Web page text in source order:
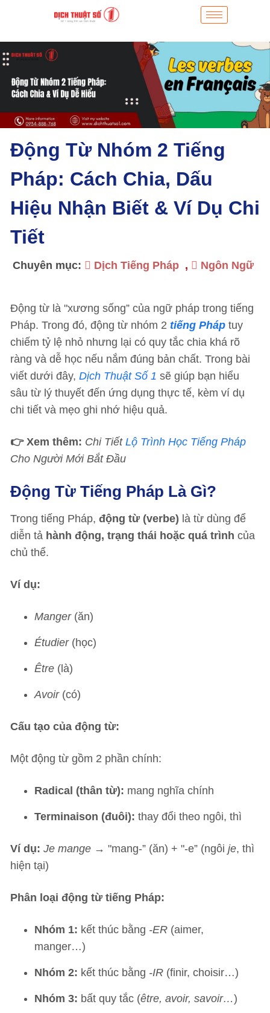
Động Từ Nhóm 2 Tiếng
Pháp: Cách Chia, Dấu
Hiệu Nhận Biết & Ví Dụ Chi
Tiết
Chuyên mục: Dịch Tiếng Pháp , Ngôn Ngữ
Động từ là "xương sống” của ngữ pháp trong tiếng
Pháp. Trong đó, động từ nhóm 2 tiếng Pháp tuy
chiếm tỷ lệ nhỏ nhưng lại có quy tắc chia khá rõ
ràng và dễ học nếu nắm đúng bản chất. Trong bài
viết dưới đây, Dịch Thuật Số 1 sẽ giúp bạn hiểu
sâu từ lý thuyết đến ứng dụng thực tế, kèm ví dụ
chi tiết và mẹo ghi nhớ hiệu quả.
👉 Xem thêm: Chi Tiết Lộ Trình Học Tiếng Pháp
Cho Người Mới Bắt Đầu
Động Từ Tiếng Pháp Là Gì?
Trong tiếng Pháp, động từ (verbe) là từ dùng để
diễn tả hành động, trạng thái hoặc quá trình của
chủ thể.
Ví dụ:
Manger(ăn)
Étudier(học)
Être (là)
Avoir(có)
Cấu tạo của động từ:
Một động từ gồm 2 phần chính:
Radical (thân từ): mang nghĩa chính
Terminaison (đuôi): thay đổi theo ngôi, thì
Ví dụ: Je mange → "mang-” (ăn) + "-e” (ngôi je, thì
hiện tại)
Phân loại động từ tiếng Pháp:
Nhóm 1: kết thúc bằng -ER (aimer,
manger…)
Nhóm 2: kết thúc bằng -IR (finir, choisir…)
Nhóm 3: bất quy tắc (être, avoir, savoir…)